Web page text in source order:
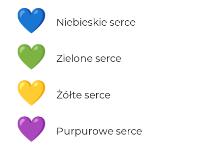
💙 Niebieskie serce
💚 Zielone serce
💛 Żółte serce
💜 Purpurowe serce